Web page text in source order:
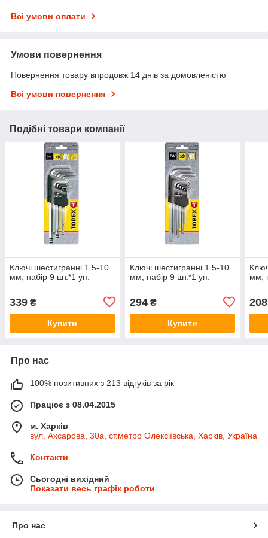
Всі умови оплати
Умови повернення
Повернення товару впродовж 14 днів за домовленістю
Всі умови повернення
Подібні товари компанії
Ключі шестигранні 1.5-10
мм, набір 9 шт.*1 уп.
339 ₴
Купити
Ключі шестигранні 1.5-10
мм, набір 9 шт.*1 уп.
294₴
Купити
мм,
208
Про нас
100% позитивних з 213 відгуків за рік
Працює з 08.04.2015
м. Харків
вул. Ахсарова, 30а, ст.метро Олексіївська, Харків, Україна
Контакти
Сьогодні вихідний
Показати весь графік роботи
Про нас